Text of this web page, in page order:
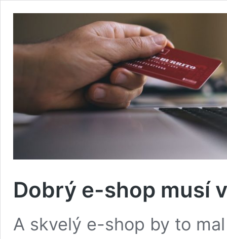
Dobrý e-shop musí
A skvelý e-shop by to